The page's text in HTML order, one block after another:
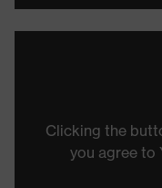
Clicking the
you agree to